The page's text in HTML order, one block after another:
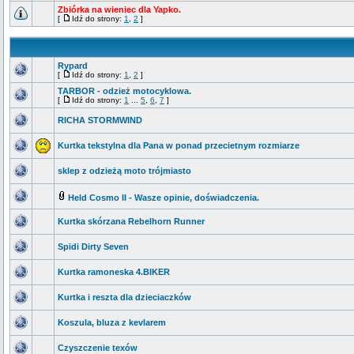
Zbiórka na wieniec dla Yapko.
[ Idź do strony: 1 2 ]
Rypard
[ Idź do strony: 1 2 ]
TARBOR - odzież motocyklowa.
[ Idź do strony: 1 5 6 7 ]
RICHA STORMWIND
Kurtka tekstylna dla Pana w ponad przecietnym rozmiarze
sklep z odzieżą moto trójmiasto
Held Cosmo II - Wasze opinie, doświadczenia.
Kurtka skórzana Rebelhorn Runner
Spidi Dirty Seven
Kurtka ramoneska 4.BIKER
Kurtka i reszta dla dzieciaczków
Koszula, bluza z kevlarem
Czyszczenie texów